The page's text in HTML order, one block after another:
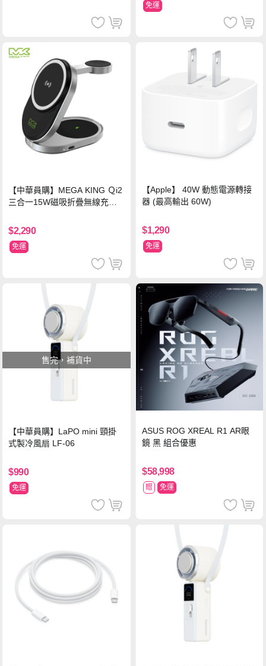
免運
【中華員購】MEGA KING Ｑi2
三合一15W磁吸折疊無線充電
$2,290
免運
【Apple】 40W 動態電源轉接
器 (最高輸出 60W)
$1,290
免運
售完，補貨中
【中華員購】LaPO mini 頸掛
式製冷風扇 LF-06
$990
免運
ASUS ROG XREAL R1 AR眼
鏡 黑 組合優惠
$58,998
贈 免運